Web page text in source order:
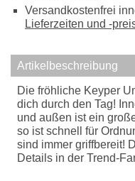
Versandkostenfrei
Lieferzeiten und -
Artikelbeschreibung
Die fröhliche Keyper
dich durch den Tag!
und außen ist ein
so ist schnell für
sind immer griffbereit!
Details in der Trend-